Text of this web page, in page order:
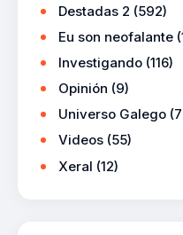
Destadas 2 (592)
Eu son neofalante
Investigando (116)
Opinión (9)
Universo Galego
Videos (55)
Xeral (12)